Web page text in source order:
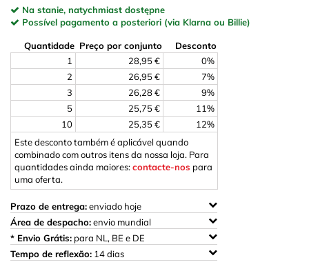
Na stanie, natychmiast dostępne
Possível pagamento a posteriori (via Klarna ou Billie)
Quantidade Preço por conjunto
Desconto
1
28,95 €
0%
2
26,95 €
7%
3
26,28 €
9%
5
25,75 €
11%
10
25,35 €
12%
Este desconto também é aplicável quando
combinado com outros itens da nossa loja. Para
quantidades ainda maiores:contacte-nos para
uma oferta.
Prazo de entrega:enviado hoje
Área de despacho:envio mundial
* Envio Grátis: para NL, BE e DE
Tempo de reflexão: 14 dias